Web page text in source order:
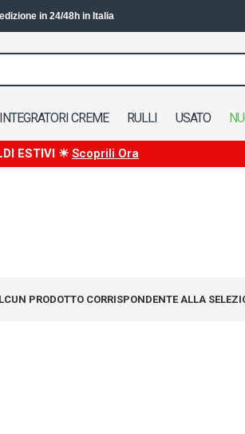
in 24/48h in Italia
INTEGRATORI CREME RULLI USATO
ESTIVI ☀ Scoprili Ora
PRODOTTO CORRISPONDENTE ALLA